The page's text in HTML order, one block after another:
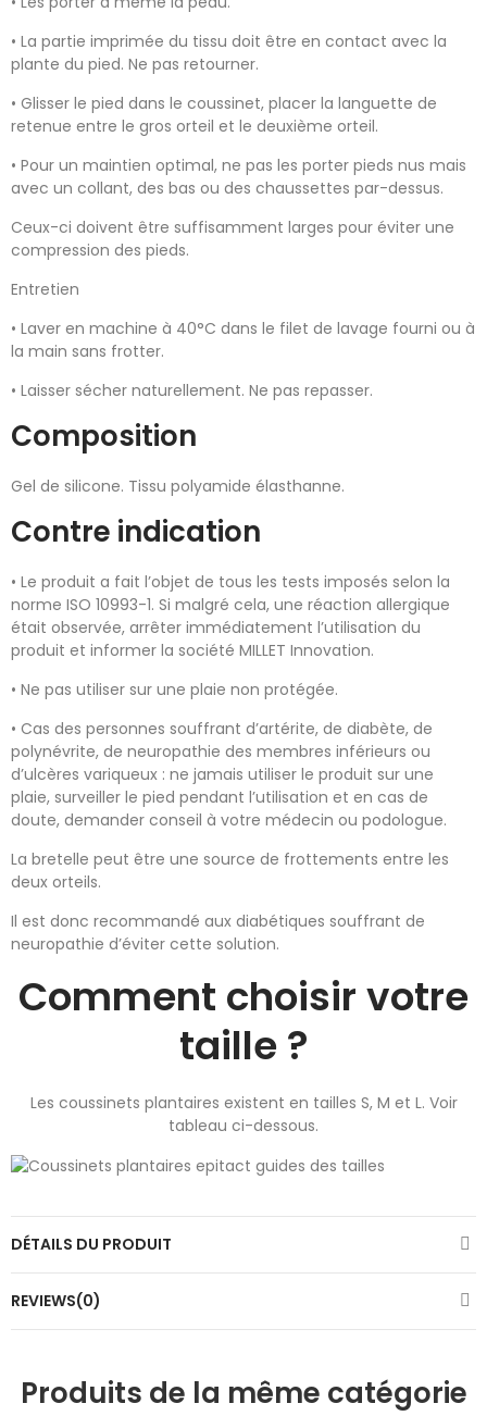
• La partie imprimée du tissu doit être en contact avec la
plante du pied. Ne pas retourner.
• Glisser le pied dans le coussinet, placer la languette de
retenue entre le gros orteil et le deuxième orteil.
• Pour un maintien optimal, ne pas les porter pieds nus mais
avec un collant, des bas ou des chaussettes par-dessus.
Ceux-ci doivent être suffisamment larges pour éviter une
compression des pieds.
Entretien
• Laver en machine à 40°C dans le filet de lavage fourni ou à
la main sans frotter.
• Laisser sécher naturellement. Ne pas repasser.
Composition
Gel de silicone. Tissu polyamide élasthanne.
Contre indication
• Le produit a fait l’objet de tous les tests imposés selon la
norme ISO 10993-1. Si malgré cela, une réaction allergique
était observée, arrêter immédiatement l’utilisation du
produit et informer la société MILLET Innovation.
• Ne pas utiliser sur une plaie non protégée.
• Cas des personnes souffrant d’artérite, de diabète, de
polynévrite, de neuropathie des membres inférieurs ou
d’ulcères variqueux : ne jamais utiliser le produit sur une
plaie, surveiller le pied pendant l’utilisation et en cas de
doute, demander conseil à votre médecin ou podologue.
La bretelle peut être une source de frottements entre les
deux orteils.
Il est donc recommandé aux diabétiques souffrant de
neuropathie d’éviter cette solution.
Comment choisir votre
taille ?
Les coussinets plantaires existent en tailles S, M et L. Voir
tableau ci-dessous.
DÉTAILS DU PRODUIT
REVIEWS(0)
Produits de la même catégorie